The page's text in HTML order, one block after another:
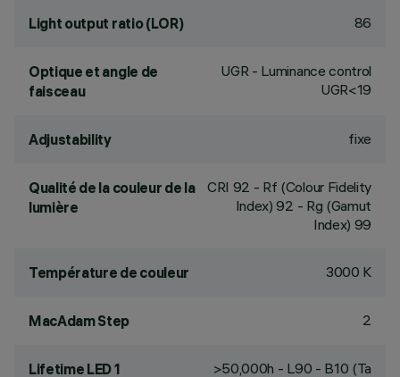
Light output ratio (LOR) 86
Optique et angle de
faisceau
UGR - Luminance control
UGR<19
Adjustability fixe
Qualité de la couleur de la
lumière
CRI 92 - Rf (Colour Fidelity
Index) 92 - Rg (Gamut
Index) 99
Température de couleur 3000 K
MacAdam Step 2
Lifetime LED 1
>50,000h - L90 - B10 (Ta